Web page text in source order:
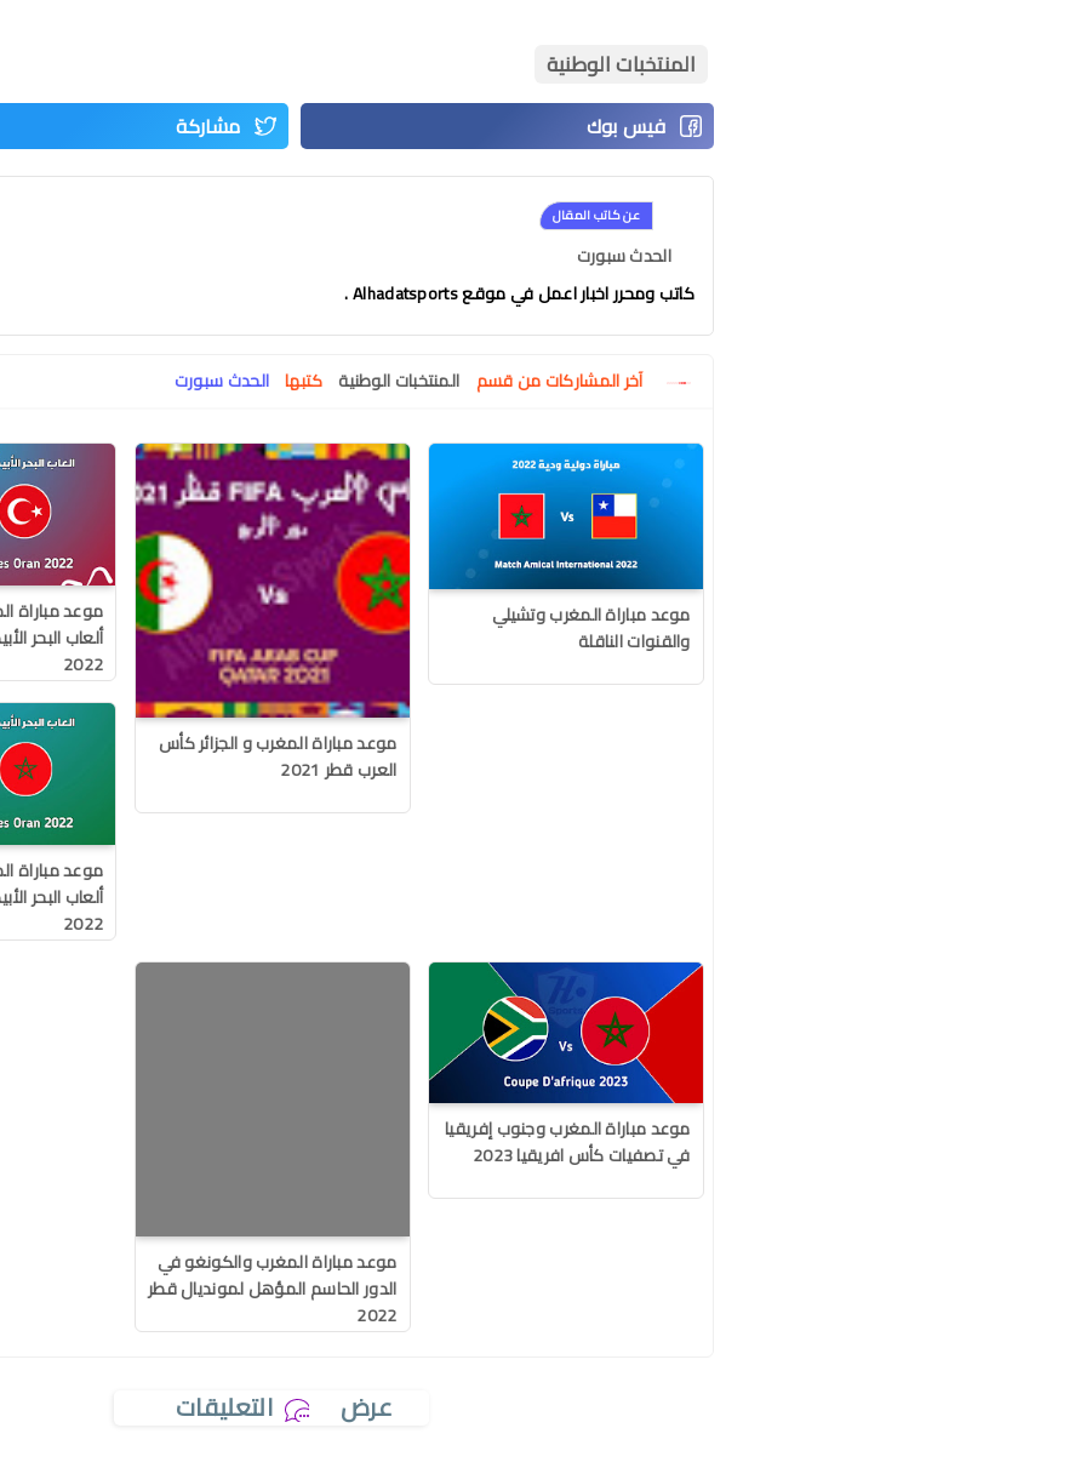
المنتخبات الوطنية
عن كاتب المقال
الحدث سبورت
كاتب ومحرر اخبار اعمل في موقع Alhadatsports .
آخر المشاركات من قسم المنتخبات الوطنية كتبها الحدث سبورت
موعد مباراة المغرب وتشيلي
والقنوات الناقلة
موعد مباراة المغرب و الجزائر كأس
العرب قطر 2021
موعد مباراة
ألعاب البحر
2022
موعد مباراة
ألعاب البحر
2022
موعد مباراة المغرب وجنوب إفريقيا
في تصفيات كأس افريقيا 2023
موعد مباراة المغرب والكونغو في
الدور الحاسم المؤهل لمونديال قطر
2022
عرض التعليقات